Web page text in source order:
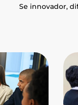
Se innovador,